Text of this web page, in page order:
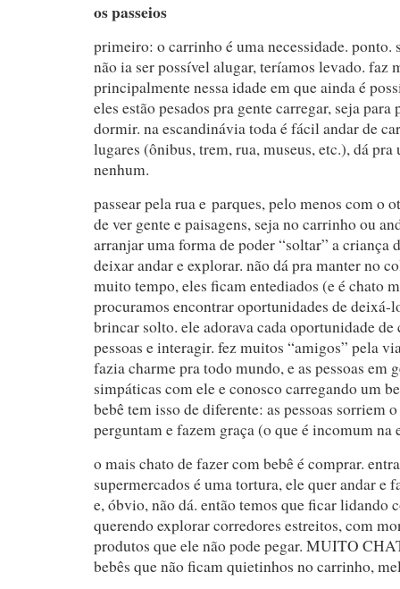
os passeios
primeiro: o carrinho é uma necessidade. ponto.
não ia ser possível alugar, teríamos levado. faz
principalmente nessa idade em que ainda é
eles estão pesados pra gente carregar, seja para
dormir. na escandinávia toda é fácil andar de
lugares (ônibus, trem, rua, museus, etc.), dá pra
nenhum.
passear pela rua e parques, pelo menos com o
de ver gente e paisagens, seja no carrinho ou
arranjar uma forma de poder “soltar” a criança
deixar andar e explorar. não dá pra manter no
muito tempo, eles ficam entediados (e é chato
procuramos encontrar oportunidades de deixá-
brincar solto. ele adorava cada oportunidade de
pessoas e interagir. fez muitos “amigos” pela
fazia charme pra todo mundo, e as pessoas em
simpáticas com ele e conosco carregando um
bebê tem isso de diferente: as pessoas sorriem
perguntam e fazem graça (o que é incomum na
o mais chato de fazer com bebê é comprar.
supermercados é uma tortura, ele quer andar e
e, óbvio, não dá. então temos que ficar lidando
querendo explorar corredores estreitos, com
produtos que ele não pode pegar. MUITO
bebês que não ficam quietinhos no carrinho,